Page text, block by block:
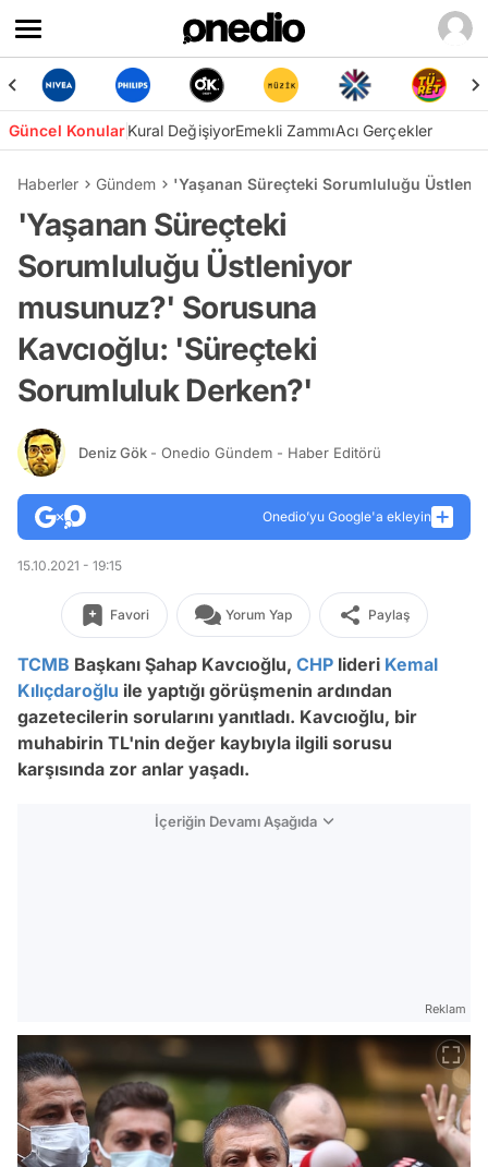
Güncel KonularKural DeğişiyorEmekli ZammıAcı Gerçekler
Haberler Gündem 'Yaşanan Süreçteki Sorumluluğu
'Yaşanan Süreçteki
Sorumluluğu Üstleniyor
musunuz?' Sorusuna
Kavcıoğlu: 'Süreçteki
Sorumluluk Derken?'
Deniz Gök - Onedio Gündem - Haber Editörü
Onedio’yu Google'a ekleyin
15.10.2021 - 19:15
Favori Yorum Yap Paylaş
TCMB Başkanı Şahap Kavcıoğlu, CHP lideri Kemal
Kılıçdaroğlu ile yaptığı görüşmenin ardından
gazetecilerin sorularını yanıtladı. Kavcıoğlu, bir
muhabirin TL'nin değer kaybıyla ilgili sorusu
karşısında zor anlar yaşadı.
İçeriğin Devamı Aşağıda
Reklam